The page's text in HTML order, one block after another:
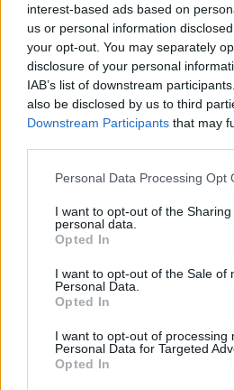
interest-based ads based on
us or personal information
your opt-out. You may separately
disclosure of your personal
IAB’s list of downstream
also be disclosed by us to third
Downstream Participants that may
Personal Data Processing Opt
I want to opt-out of the
personal data.
Opted In
I want to opt-out of the Sale of
Personal Data.
Opted In
I want to opt-out of processing
Personal Data for Targeted
Opted In
Θέσεις εργασίας
Θέσεις Εργασίας ανά Ειδικότητα